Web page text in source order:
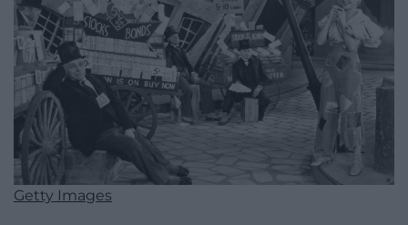
Getty Images